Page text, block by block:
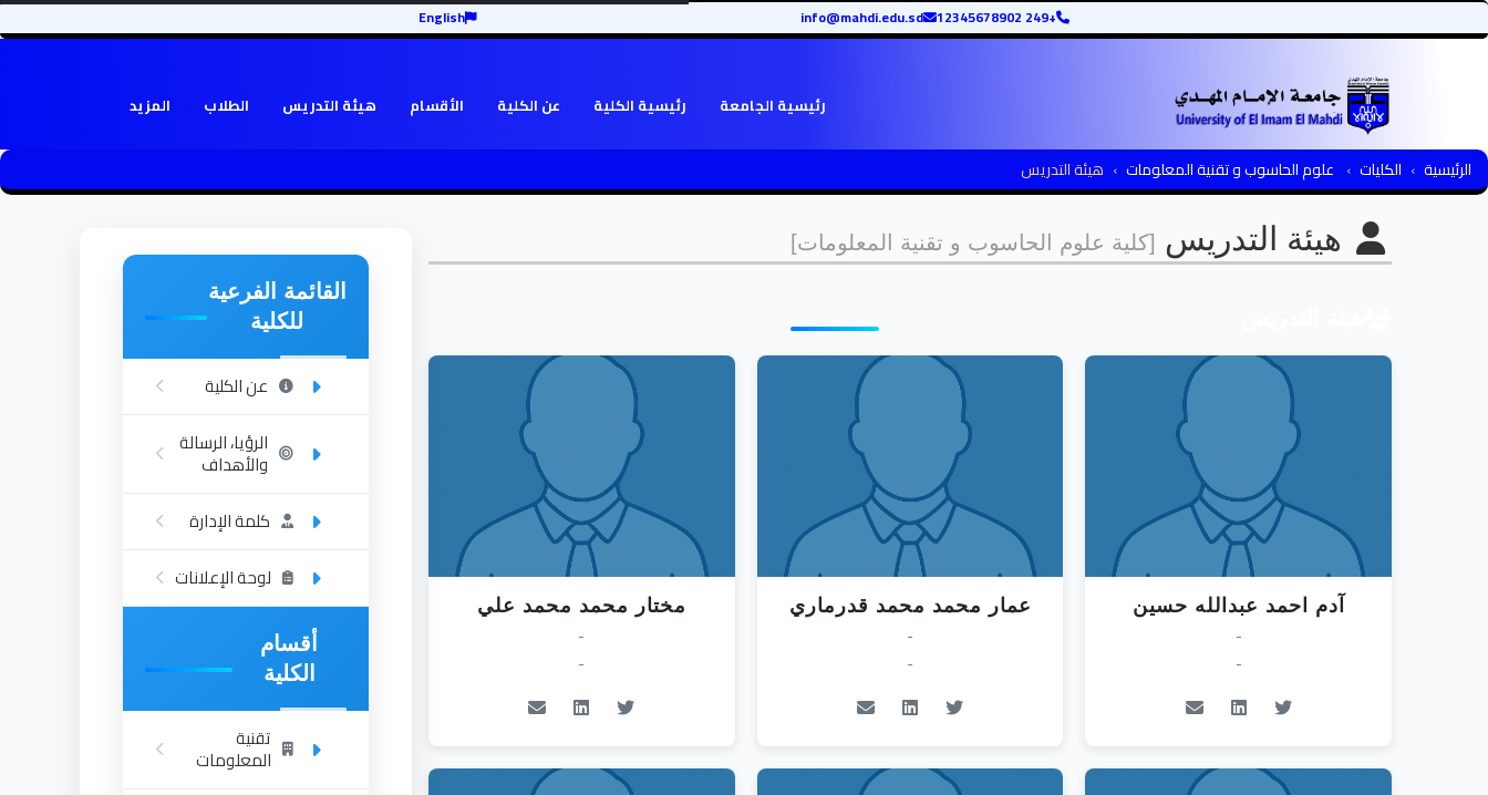
+249 12345678902
info@mahdi.edu.sd
English
رئيسية الجامعة رئيسية الكلية عن الكلية الأقسام هيئة التدريس الطلاب المزيد
الرئيسية الكليات علوم الحاسوب و تقنية المعلومات هيئة التدريس
هيئة التدريس [كلية علوم الحاسوب و تقنية المعلومات]
آدم احمد عبدالله حسين
-
-
عمار محمد محمد قدرماري
-
-
مختار محمد محمد علي
-
-
القائمة الفرعية
للكلية
عن الكلية
الرؤيا، الرسالة
والأهداف
كلمة الإدارة
لوحة الإعلانات
أقسام
الكلية
تقنية
المعلومات